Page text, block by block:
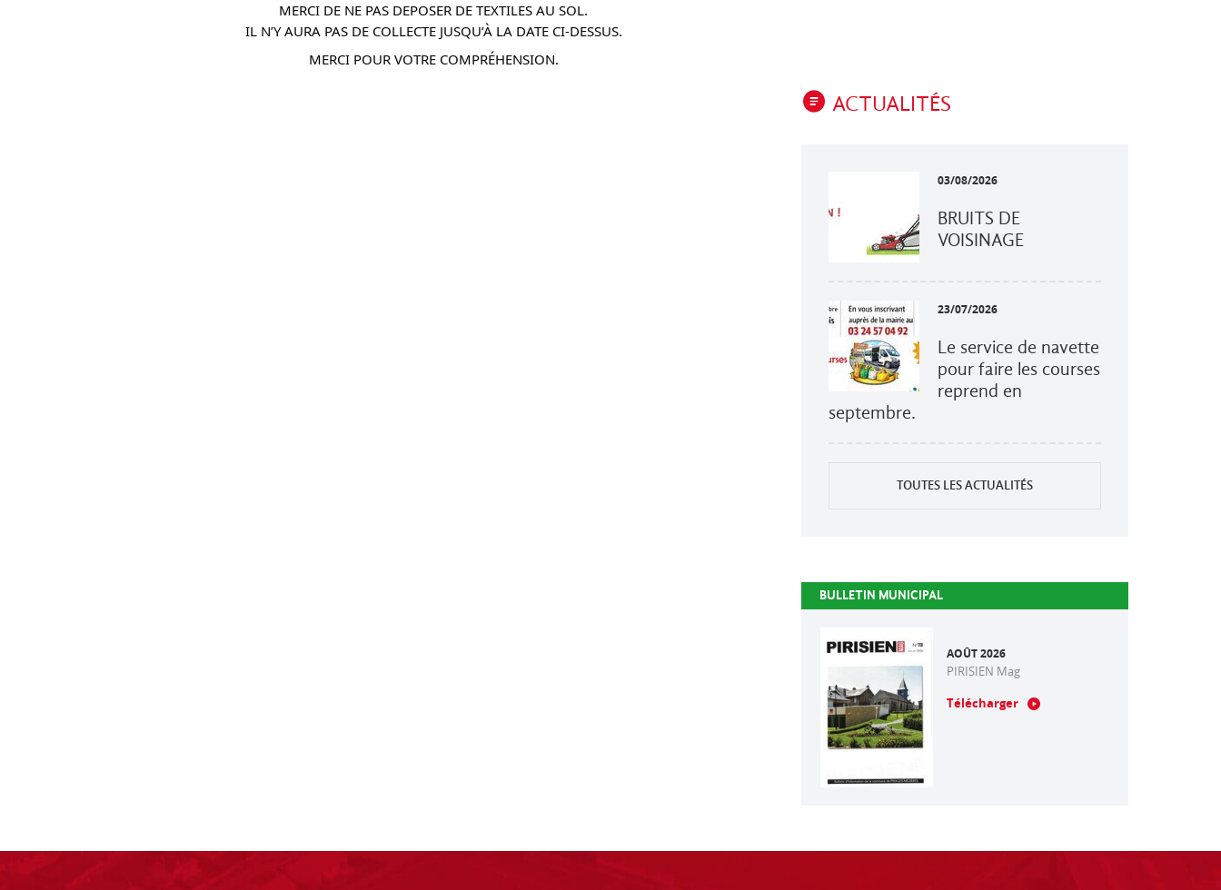
MERCI DE NE PAS DEPOSER DE TEXTILES AU SOL.
IL N’Y AURA PAS DE COLLECTE JUSQU’À LA DATE CI-DESSUS.
MERCI POUR VOTRE COMPRÉHENSION.
ACTUALITÉS
03/08/2026
BRUITS DE
VOISINAGE
23/07/2026
Le service de navette
pour faire les courses
reprend en
septembre.
TOUTES LES ACTUALITÉS
BULLETIN MUNICIPAL
AOÛT 2026
PIRISIEN Mag
Télécharger